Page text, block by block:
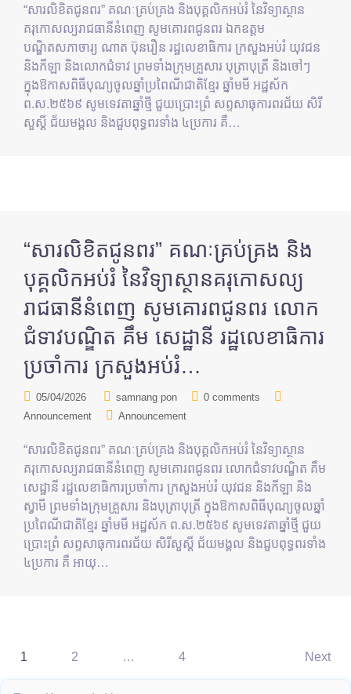
“សារលិខិតជូនពរ” គណៈគ្រប់គ្រង និងបុគ្គលិកអប់រំ នៃវិទ្យាស្ថាន
គរុកោសល្យរាជធានីនំពេញ សូមគោរពជូនពរ ឯកឧត្តម
បណ្ឌិតសភាចារ្យ ណាត ប៊ុនរឿន រដ្ឋលេខាធិការ ក្រសួងអប់រំ យុវជន
និងកីឡា និងលោកជំទាវ ព្រមទាំងក្រុមគ្រួសារ បុត្រាបុត្រី និងចៅៗ
ក្នុងឱកាសពិធីបុណ្យចូលឆ្នាំប្រពៃណីជាតិខ្មែរ ឆ្នាំមមី អដ្ឋស័ក
ព.ស.២៥៦៩ សូមទេវតាឆ្នាំថ្មី ជួយប្រោះព្រំ សព្ទសាធុការពរជ័យ សិរី
សួស្ដី ជ័យមង្គល និងជួបពុទ្ធពរទាំង ៤ប្រការ គឺ…
“សារលិខិតជូនពរ” គណៈគ្រប់គ្រង និង
បុគ្គលិកអប់រំ នៃវិទ្យាស្ថានគរុកោសល្យ
រាជធានីនំពេញ សូមគោរពជូនពរ លោក
ជំទាវបណ្ឌិត គឹម សេដ្ឋានី រដ្ឋលេខាធិការ
ប្រចាំការ ក្រសួងអប់រំ…
05/04/2026 samnang pon
0 comments
Announcement
Announcement
“សារលិខិតជូនពរ” គណៈគ្រប់គ្រង និងបុគ្គលិកអប់រំ នៃវិទ្យាស្ថាន
គរុកោសល្យរាជធានីនំពេញ សូមគោរពជូនពរ លោកជំទាវបណ្ឌិត គឹម
សេដ្ឋានី រដ្ឋលេខាធិការប្រចាំការ ក្រសួងអប់រំ យុវជន និងកីឡា និង
ស្វាមី ព្រមទាំងក្រុមគ្រួសារ និងបុត្រាបុត្រី ក្នុងឱកាសពិធីបុណ្យចូលឆ្នាំ
ប្រពៃណីជាតិខ្មែរ ឆ្នាំមមី អដ្ឋស័ក ព.ស.២៥៦៩ សូមទេវតាឆ្នាំថ្មី ជួយ
ប្រោះព្រំ សព្ទសាធុការពរជ័យ សិរីសួស្ដី ជ័យមង្គល និងជួបពុទ្ធពរទាំង
៤ប្រការ គឺ អាយុ…
1 2 … 4 Next